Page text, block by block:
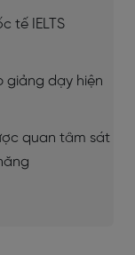
tế IELTS
giảng dạy hiện
quan tâm sát